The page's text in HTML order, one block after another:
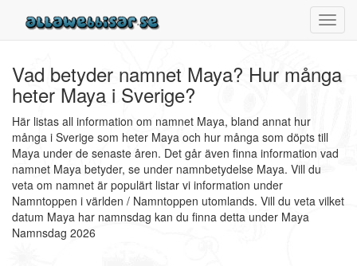
Vad betyder namnet Maya? Hur många
heter Maya i Sverige?
Här listas all information om namnet Maya, bland annat hur
många i Sverige som heter Maya och hur många som döpts till
Maya under de senaste åren. Det går även finna information vad
namnet Maya betyder, se under namnbetydelse Maya. Vill du
veta om namnet är populärt listar vi information under
Namntoppen i världen / Namntoppen utomlands. Vill du veta vilket
datum Maya har namnsdag kan du finna detta under Maya
Namnsdag 2026